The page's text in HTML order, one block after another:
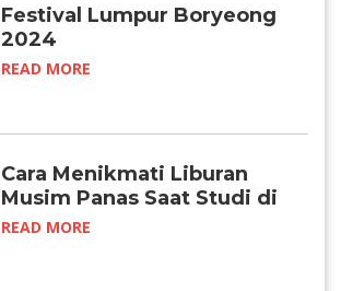
Festival Lumpur Boryeong
2024
READ MORE
Cara Menikmati Liburan
Musim Panas Saat Studi di
Korea
READ MORE